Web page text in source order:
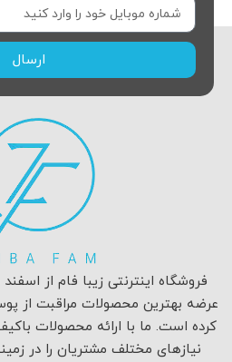
ارسال
عرضه بهترین محصولات مراقبت از
کرده است. ما با ارائه محصولات
نیازهای مختلف مشتریان را در